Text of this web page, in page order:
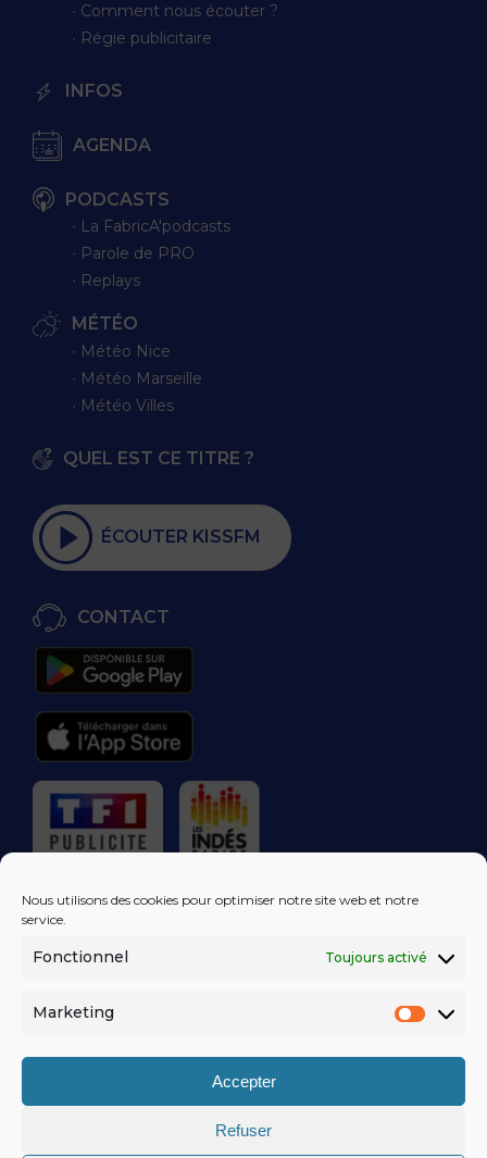
Nous utilisons des cookies pour optimiser notre site web et notre
service.
Fonctionnel Toujours activé
Marketing
Accepter
Refuser
∙ Comment nous écouter ?
∙ Régie publicitaire
INFOS
AGENDA
PODCASTS
∙ La FabricA'podcasts
∙ Parole de PRO
∙ Replays
MÉTÉO
∙ Météo Nice
∙ Météo Marseille
∙ Météo Villes
QUEL EST CE TITRE ?
ÉCOUTER KISSFM
CONTACT
RÉGIE PUBLICITAIRE
LES EXCLUS
DANS VOTRE